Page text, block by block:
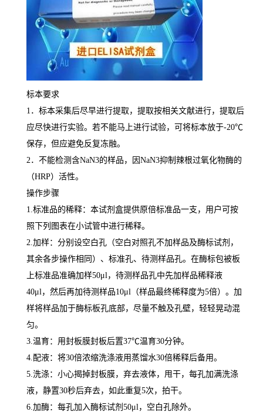
标本要求
1 ．标本采集后尽早进行提取，提取按相关文献进行，提取后
应尽快进行实验。若不能马上进行试验，可将标本放于-20℃
保存，但应避免反复冻融。
2 ．不能检测含NaN3的样品，因 NaN3抑制辣根过氧化物酶的
（HRP）活性。
操作步骤
1. 标准品的稀释：本试剂盒提供原倍标准品一支，用户可按
照下列图表在小试管中进行稀释。
2. 加样：分别设空白孔（空白对照孔不加样品及酶标试剂，
其余各步操作相同）、标准孔、待测样品孔。在酶标包被板
上标准品准确加样50μl ，待测样品孔中先加样品稀释液
40μl ，然后再加待测样品10μl （样品最终稀释度为5倍）。加
样将样品加于酶标板孔底部，尽量不触及孔壁，轻轻晃动混
匀。
3. 温育：用封板膜封板后置37℃温育30分钟。
4. 配液：将30倍浓缩洗涤液用蒸馏水30倍稀释后备用。
5. 洗涤：小心揭掉封板膜，弃去液体，甩干，每孔加满洗涤
液，静置30秒后弃去，如此重复5次，拍干。
6. 加酶：每孔加入酶标试剂 50μl ，空白孔除外。